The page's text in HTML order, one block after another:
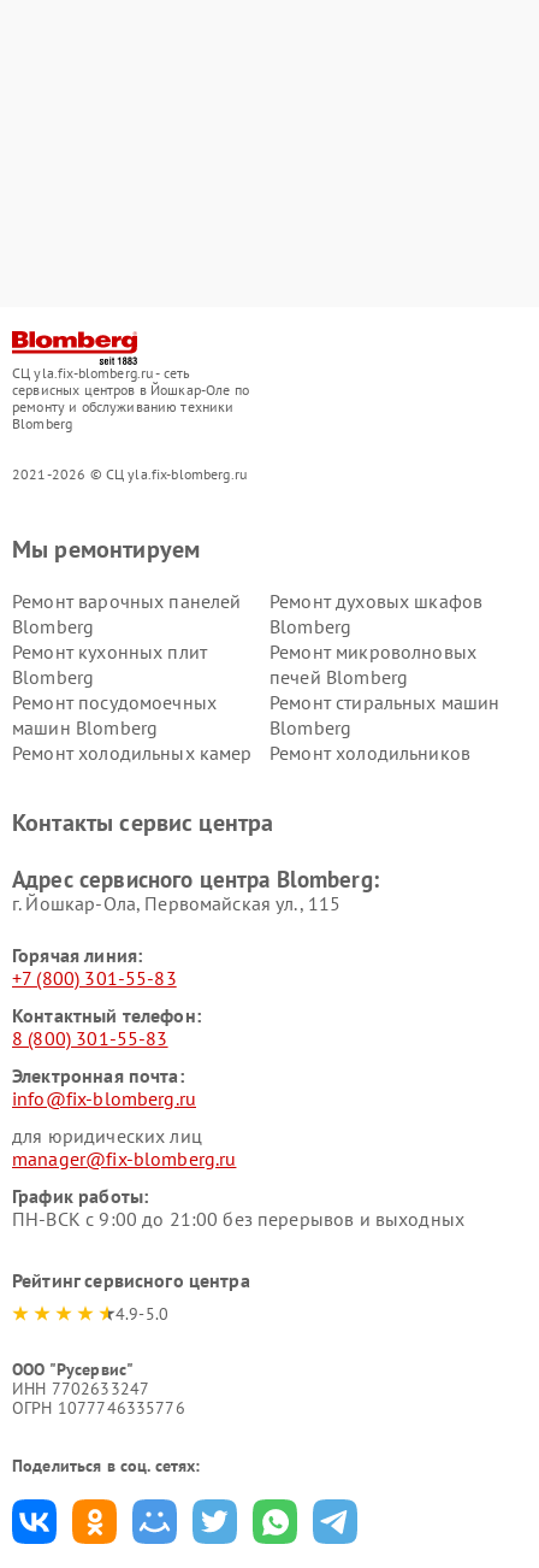
СЦ yla.fix-blomberg.ru - сеть
сервисных центров в Йошкар-Оле по
ремонту и обслуживанию техники
Blomberg
2021-2026 © СЦ yla.fix-blomberg.ru
Мы ремонтируем
Ремонт варочных панелей
Blomberg
Ремонт духовых шкафов
Blomberg
Ремонт кухонных плит
Blomberg
Ремонт микроволновых
печей Blomberg
Ремонт посудомоечных
машин Blomberg
Ремонт стиральных машин
Blomberg
Ремонт холодильных камер
Ремонт холодильников
Контакты сервис центра
Адрес сервисного центра Blomberg:
г. Йошкар-Ола, Первомайская ул., 115
Горячая линия:
+7 (800) 301-55-83
Контактный телефон:
8 (800) 301-55-83
Электронная почта:
info@fix-blomberg.ru
для юридических лиц
manager@fix-blomberg.ru
График работы:
ПН-ВСК с 9:00 до 21:00 без перерывов и выходных
Рейтинг сервисного центра
4.9-5.0
ООО "Русервис"
ИНН 7702633247
ОГРН 1077746335776
Поделиться в соц. сетях: